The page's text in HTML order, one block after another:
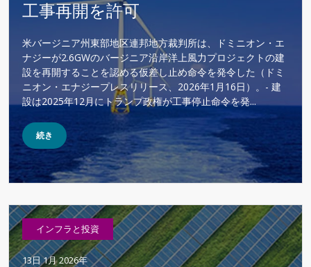
工事再開を許可
米バージニア州東部地区連邦地方裁判所は、ドミニオン・エ
ナジーが2.6GWのバージニア沿岸洋上風力プロジェクトの建
設を再開することを認める仮差し止め命令を発令した（ドミ
ニオン・エナジープレスリリース、2026年1月16日）。- 建
設は2025年12月にトランプ政権が工事停止命令を発...
続き
インフラと投資
13日 1月 2026年